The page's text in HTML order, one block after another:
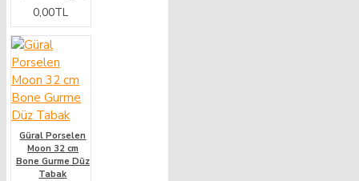
0,00TL
Güral Porselen
Moon 32 cm
Bone Gurme Düz
Tabak